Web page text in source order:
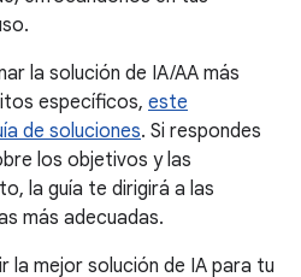
la solución de IA/AA más
específicos, este
de soluciones. Si respondes
los objetivos y las
la guía te dirigirá a las
más adecuadas.
la mejor solución de IA para tu